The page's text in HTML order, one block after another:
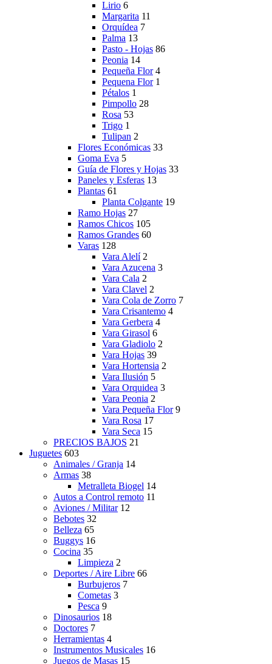
Lirio 6
Margarita 11
Orquídea 7
Palma 13
Pasto - Hojas 86
Peonia 14
Pequeña Flor 4
Pequena Flor 1
Pétalos 1
Pimpollo 28
Rosa 53
Trigo 1
Tulipan 2
Flores Económicas 33
Goma Eva 5
Guía de Flores y Hojas 33
Paneles y Esferas 13
Plantas 61
Planta Colgante 19
Ramo Hojas 27
Ramos Chicos 105
Ramos Grandes 60
Varas 128
Vara Alelí 2
Vara Azucena 3
Vara Cala 2
Vara Clavel 2
Vara Cola de Zorro 7
Vara Crisantemo 4
Vara Gerbera 4
Vara Girasol 6
Vara Gladiolo 2
Vara Hojas 39
Vara Hortensia 2
Vara Ilusión 5
Vara Orquidea 3
Vara Peonia 2
Vara Pequeña Flor 9
Vara Rosa 17
Vara Seca 15
PRECIOS BAJOS 21
Juguetes 603
Animales / Granja 14
Armas 38
Metralleta Biogel 14
Autos a Control remoto 11
Aviones / Militar 12
Bebotes 32
Belleza 65
Buggys 16
Cocina 35
Limpieza 2
Deportes / Aire Libre 66
Burbujeros 7
Cometas 3
Pesca 9
Dinosaurios 18
Doctores 7
Herramientas 4
Instrumentos Musicales 16
Juegos de Masas 15